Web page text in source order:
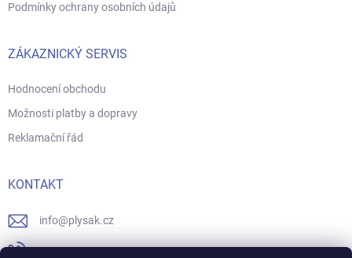
Podmínky ochrany osobních údajů
ZÁKAZNICKÝ SERVIS
Hodnocení obchodu
Možnosti platby a dopravy
Reklamační řád
KONTAKT
info@plysak.cz
731706247